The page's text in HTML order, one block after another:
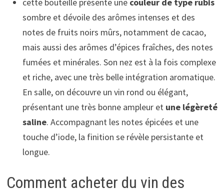
sombre et dévoile des arômes intenses et des
notes de fruits noirs mûrs, notamment de cacao,
mais aussi des arômes d’épices fraîches, des notes
fumées et minérales. Son nez est à la fois complexe
et riche, avec une très belle intégration aromatique.
En salle, on découvre un vin rond ou élégant,
présentant une très bonne ampleur et une légèreté
saline. Accompagnant les notes épicées et une
touche d’iode, la finition se révèle persistante et
longue.
Comment acheter du vin des